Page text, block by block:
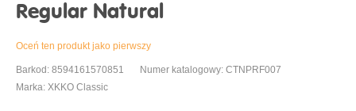
Regular Natural
Oceń ten produkt jako pierwszy
Barkod: 8594161570851
Numer katalogowy: CTNPRF007
Marka: XKKO Classic